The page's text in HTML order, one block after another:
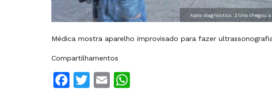
Após diagnóstico, Zilma chegou
Médica mostra aparelho improvisado para fazer
Compartilhamentos
Facebook
Twitter
Email